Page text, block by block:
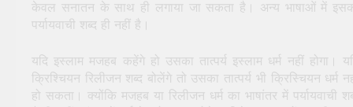
केवल सनातन के साथ ही लगाया जा सकता है। अन्य भाषाओं में
पर्यायवाची शब्द ही नहीं है।
यदि इस्लाम मजहब कहेंगे हो उसका तात्पर्य इस्लाम धर्म नहीं होगा।
क्रिश्चियन रिलीजन शब्द बोलेंगे तो उसका तात्पर्य भी क्रिस्चियन धर्म
हो सकता। क्योंकि मजहब या रिलीजन धर्म का भाषांतर में पर्यायवाची